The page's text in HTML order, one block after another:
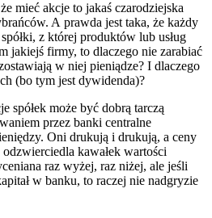
mieć akcje to jakaś czarodziejska
A prawda jest taka, że każdy
z której produktów lub usług
jakiejś firmy, to dlaczego nie zarabiać
w niej pieniądze? I dlaczego
(bo tym jest dywidenda)?
spółek może być dobrą tarczą
przez banki centralne
Oni drukują i drukują, a ceny
kawałek wartości
raz wyżej, raz niżej, ale jeśli
w banku, to raczej nie nadgryzie